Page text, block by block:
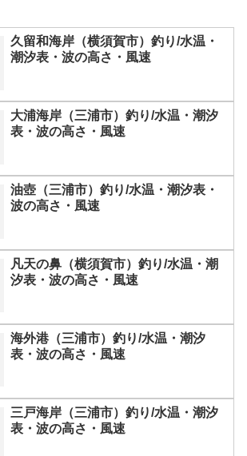
久留和海岸（横須賀市）釣り/水温・
潮汐表・波の高さ・風速
大浦海岸（三浦市）釣り/水温・潮汐
表・波の高さ・風速
油壺（三浦市）釣り/水温・潮汐表・
波の高さ・風速
凡天の鼻（横須賀市）釣り/水温・潮
汐表・波の高さ・風速
海外港（三浦市）釣り/水温・潮汐
表・波の高さ・風速
三戸海岸（三浦市）釣り/水温・潮汐
表・波の高さ・風速